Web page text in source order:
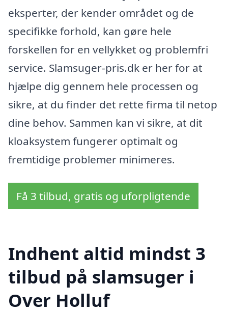
eksperter, der kender området og de
specifikke forhold, kan gøre hele
forskellen for en vellykket og problemfri
service. Slamsuger-pris.dk er her for at
hjælpe dig gennem hele processen og
sikre, at du finder det rette firma til netop
dine behov. Sammen kan vi sikre, at dit
kloaksystem fungerer optimalt og
fremtidige problemer minimeres.
Få 3 tilbud, gratis og uforpligtende
Indhent altid mindst 3
tilbud på slamsuger i
Over Holluf